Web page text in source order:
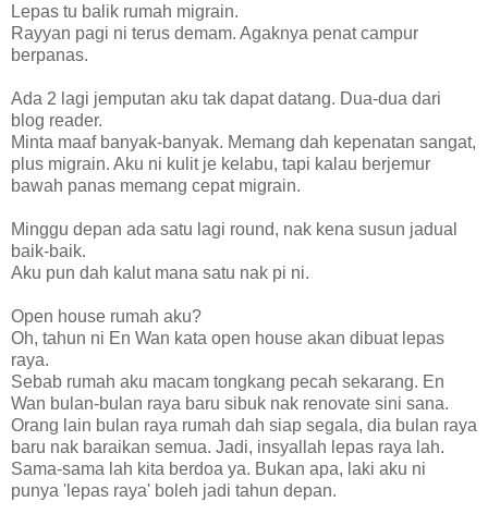
Lepas tu balik rumah migrain.
Rayyan pagi ni terus demam. Agaknya penat campur
berpanas.
Ada 2 lagi jemputan aku tak dapat datang. Dua-dua dari
blog reader.
Minta maaf banyak-banyak. Memang dah kepenatan sangat,
plus migrain. Aku ni kulit je kelabu, tapi kalau berjemur
bawah panas memang cepat migrain.
Minggu depan ada satu lagi round, nak kena susun jadual
baik-baik.
Aku pun dah kalut mana satu nak pi ni.
Open house rumah aku?
Oh, tahun ni En Wan kata open house akan dibuat lepas
raya.
Sebab rumah aku macam tongkang pecah sekarang. En
Wan bulan-bulan raya baru sibuk nak renovate sini sana.
Orang lain bulan raya rumah dah siap segala, dia bulan raya
baru nak baraikan semua. Jadi, insyallah lepas raya lah.
Sama-sama lah kita berdoa ya. Bukan apa, laki aku ni
punya 'lepas raya' boleh jadi tahun depan.